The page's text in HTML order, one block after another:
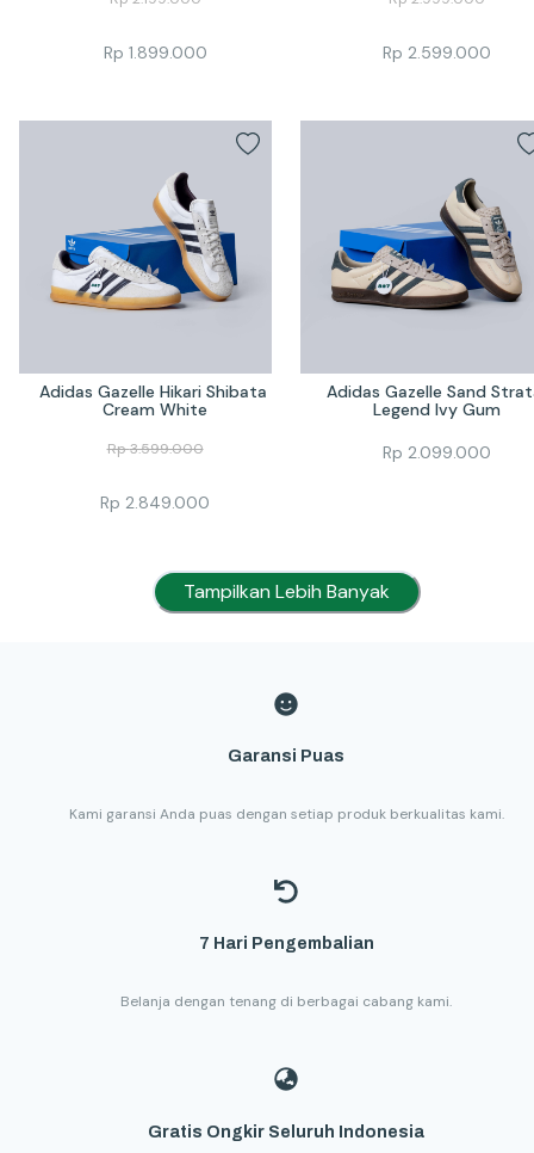
Rp 1.899.000 Rp 2.599.000
Adidas Gazelle Hikari Shibata
Cream White
Rp3.599.000
Rp 2.849.000
Adidas Gazelle Sand
Legend Ivy Gum
Rp 2.099.000
Tampilkan Lebih Banyak
Garansi Puas
Kami garansi Anda puas dengan setiap produk berkualitas kami.
7 Hari Pengembalian
Belanja dengan tenang di berbagai cabang kami.
Gratis Ongkir Seluruh Indonesia